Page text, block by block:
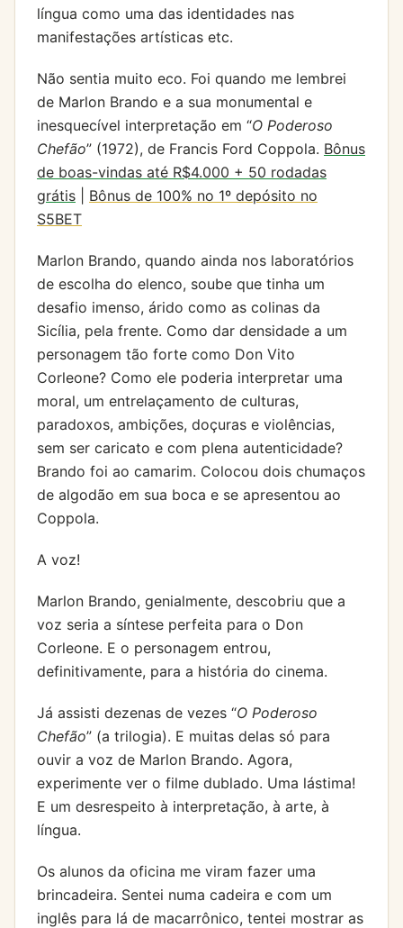
língua como uma das identidades nas
manifestações artísticas etc.
Não sentia muito eco. Foi quando me lembrei
de Marlon Brando e a sua monumental e
inesquecível interpretação em “O Poderoso
Chefão” (1972), de Francis Ford Coppola. Bônus
de boas-vindas até R$4.000 + 50 rodadas
grátis
Bônus de 100% no 1º depósito no
S5BET
Marlon Brando, quando ainda nos laboratórios
de escolha do elenco, soube que tinha um
desafio imenso, árido como as colinas da
Sicília, pela frente. Como dar densidade a um
personagem tão forte como Don Vito
Corleone? Como ele poderia interpretar uma
moral, um entrelaçamento de culturas,
paradoxos, ambições, doçuras e violências,
sem ser caricato e com plena autenticidade?
Brando foi ao camarim. Colocou dois chumaços
de algodão em sua boca e se apresentou ao
Coppola.
A voz!
Marlon Brando, genialmente, descobriu que a
voz seria a síntese perfeita para o Don
Corleone. E o personagem entrou,
definitivamente, para a história do cinema.
Já assisti dezenas de vezes “O Poderoso
Chefão” (a trilogia). E muitas delas só para
ouvir a voz de Marlon Brando. Agora,
experimente ver o filme dublado. Uma lástima!
E um desrespeito à interpretação, à arte, à
língua.
Os alunos da oficina me viram fazer uma
brincadeira. Sentei numa cadeira e com um
inglês para lá de macarrônico, tentei mostrar as